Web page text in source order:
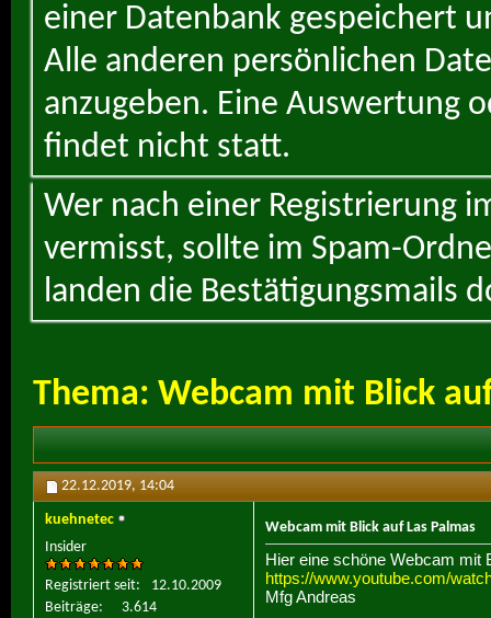
einer Datenbank gespeichert
Alle anderen persönlichen
anzugeben. Eine Auswertung
findet nicht statt.
Wer nach einer Registrierung
vermisst, sollte im Spam-
landen die Bestätigungsmails
Thema: Webcam mit Blick
22.12.2019, 14:04
kuehnetec
Insider
Registriert seit
12.10.2009
Beiträge
3.614
Webcam mit Blick auf Las Palmas
Hier eine schöne Webcam mit
https://www.youtube.com/
Mfg Andreas